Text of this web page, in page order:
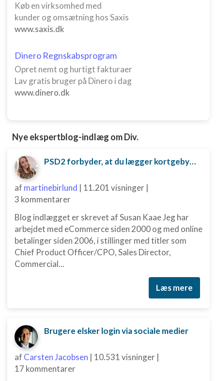
Køb en virksomhed med
kunder og omsætning hos Saxis
www.saxis.dk
Dinero Regnskabsprogram
Opret nemt og hurtigt fakturaer
Lav gratis bruger på Dinero i dag
www.dinero.dk
Nye ekspertblog-indlæg om Div.
PSD2 forbyder, at du lægger kortgebyret ud til dine kunder fra 1. januar 2018
af martinebirlund | 11.201 visninger |
3 kommentarer
Blog indlægget er skrevet af Susan Kaae Jeg har
arbejdet med eCommerce siden 2000 og med online
betalinger siden 2006, i stillinger med titler som
Chief Product Officer/CPO, Sales Director,
Commercial...
Læs mere
Brugere elsker login via sociale medier
af Carsten Jacobsen | 10.531 visninger |
17 kommentarer
Bruge profiler til at vælge tilpasset
annoncering
Bruge profiler til at vælge tilpasset indhold
Måle annonceringseffektivitet
kombinationer af oplysninger fra forskellige
kilder
Udvikle og forbedre tjenester
Bruge begrænsede oplysninger til at vælge
indhold
Bruge præcise geografiske
placeringsoplysninger
Identificere enheder baseret på aktivt
Funktionel
Annoncering / marketing